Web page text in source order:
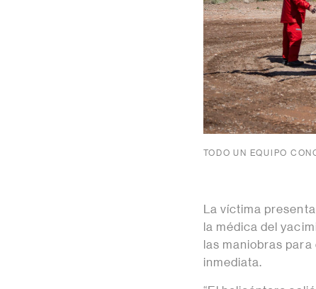
TODO UN EQUIPO
La víctima
la médica del
las maniobras
inmediata.